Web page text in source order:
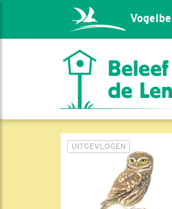
UITGEVLOGEN